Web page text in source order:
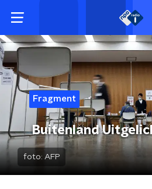
Fragment
Buitenland
foto: AFP